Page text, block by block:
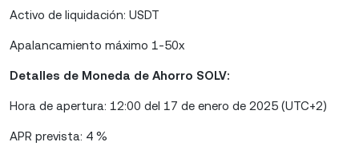
Activo de liquidación: USDT
Apalancamiento máximo 1-50x
Detalles de Moneda de Ahorro SOLV:
Hora de apertura: 12:00 del 17 de enero de 2025 (UTC+2)
APR prevista: 4 %